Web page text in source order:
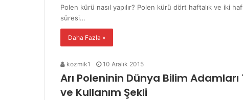
Polen kürü nasıl yapılır? Polen kürü dört haftalık ve iki
süresi…
Daha Fazla »
kozmik1 10 Aralık 2015
Arı Poleninin Dünya Bilim
ve Kullanım Şekli